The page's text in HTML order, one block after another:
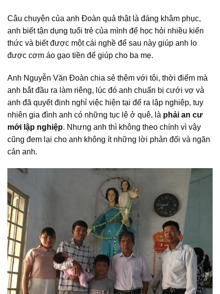
Câu chuyện của anh Đoàn quả thật là đáng khâm phục,
anh biết tận dụng tuổi trẻ của mình để học hỏi nhiều kiến
thức và biết được một cái nghề để sau này giúp anh lo
được cơm áo gạo tiền để giúp cho ba mẹ.
Anh Nguyễn Văn Đoàn chia sẻ thêm với tôi, thời điểm mà
anh bắt đầu ra làm riêng, lúc đó anh chuẩn bị cưới vợ và
anh đã quyết định nghỉ việc hiện tại để ra lập nghiệp, tuy
nhiên gia đình anh có những tục lệ ở quê, là phải an cư
mới lập nghiệp. Nhưng anh thì không theo chính vì vậy
cũng đem lại cho anh không ít những lời phản đối và ngăn
cản anh.